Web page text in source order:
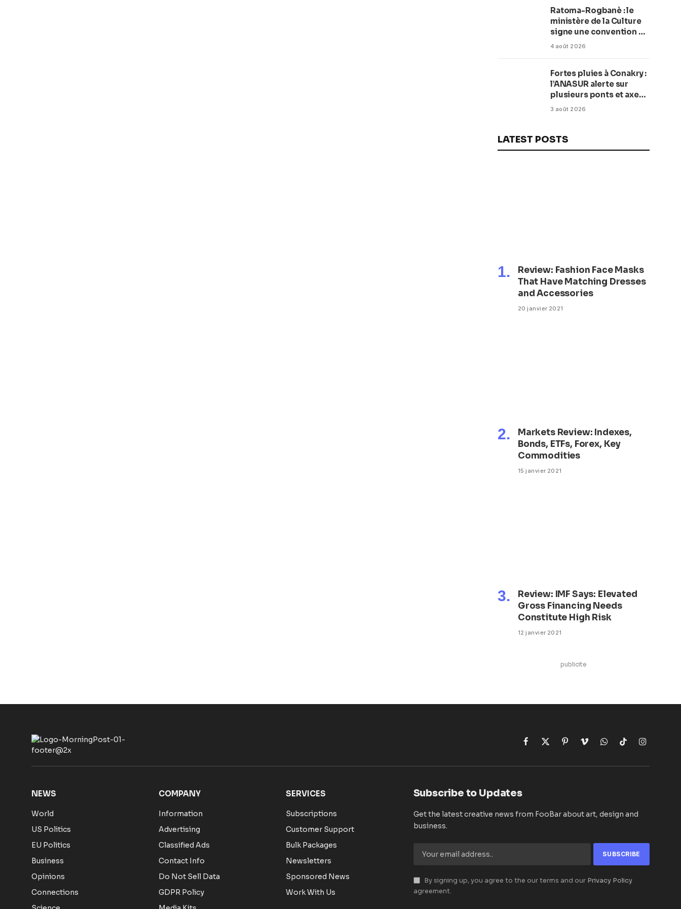
Ratoma-Rogbanè : le
ministère de la Culture
signe une convention de
42 millions de dollars
balnéaire
4 août 2026
Fortes pluies à Conakry :
l’ANASUR alerte sur
plusieurs ponts et axes
routiers
3 août 2026
LATEST POSTS
Review: Fashion Face Masks
That Have Matching Dresses
and Accessories
20 janvier 2021
Markets Review: Indexes,
Bonds, ETFs, Forex, Key
Commodities
15 janvier 2021
Review: IMF Says: Elevated
Gross Financing Needs
Constitute High Risk
12 janvier 2021
publicite
Facebook
X
PinterestVimeoWhatsApp
TikTokInstagram
NEWS
World
US Politics
EU Politics
Business
Opinions
Connections
COMPANY
Information
Advertising
Classified Ads
Contact Info
Do Not Sell Data
GDPR Policy
SERVICES
Subscriptions
Customer Support
Bulk Packages
Newsletters
Sponsored News
Work With Us
Subscribe to Updates
Get the latest creative news from FooBar about art, design and
business.
By signing up, you agree to the our terms and our Privacy Policy
agreement.